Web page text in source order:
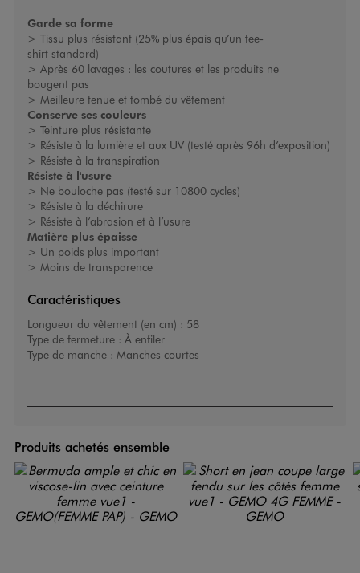
Garde sa forme
> Tissu plus résistant(25% plus épais qu’un tee-
shirt standard)
> Après 60 lavages : les coutures et les produits ne
bougent pas
> Meilleure tenue et tombé du vêtement
Conserve ses couleurs
> Teinture plus résistante
> Résiste à la lumière et aux UV (testé après 96h d’exposition)
> Résiste à la transpiration
Résiste à l'usure
> Ne bouloche pas (testé sur 10800 cycles)
> Résiste à la déchirure
> Résiste à l’abrasion et à l’usure
Matière plus épaisse
> Un poids plus important
> Moins de transparence
Caractéristiques
Longueur du vêtement (en cm) : 58
Type de fermeture : À enfiler
Type de manche : Manches courtes
Produits achetés ensemble